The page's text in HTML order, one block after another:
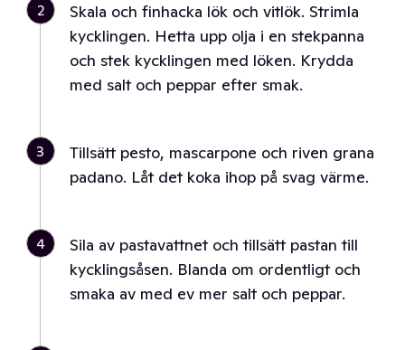
2
Skala och finhacka lök och vitlök. Strimla
kycklingen. Hetta upp olja i en stekpanna
och stek kycklingen med löken. Krydda
med salt och peppar efter smak.
3
Tillsätt pesto, mascarpone och riven grana
padano. Låt det koka ihop på svag värme.
4
Sila av pastavattnet och tillsätt pastan till
kycklingsåsen. Blanda om ordentligt och
smaka av med ev mer salt och peppar.